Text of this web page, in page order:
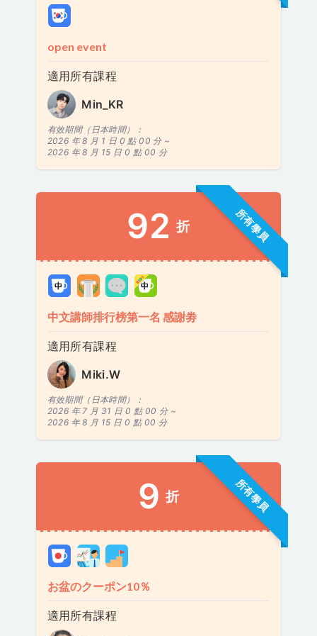
open event
適用所有課程
Min_KR
有效期間（日本時間）：
2026 年 8 月 1 日 0 點 00 分 ~
2026 年 8 月 15 日 0 點 00 分
所有學員
92 折
中文講師排行榜第一名 感謝劵
適用所有課程
Miki.W
有效期間（日本時間）：
2026 年 7 月 31 日 0 點 00 分 ~
2026 年 8 月 15 日 0 點 00 分
所有學員
9 折
お盆のクーポン10％
適用所有課程